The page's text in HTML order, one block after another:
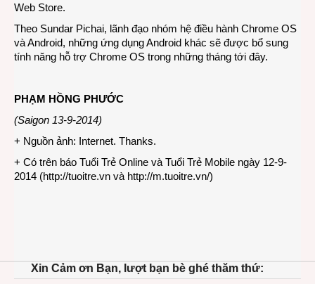
Web Store.
Theo Sundar Pichai, lãnh đạo nhóm hệ điều hành Chrome OS
và Android, những ứng dụng Android khác sẽ được bổ sung
tính năng hỗ trợ Chrome OS trong những tháng tới đây.
PHẠM HỒNG PHƯỚC
(Saigon 13-9-2014)
+ Nguồn ảnh: Internet. Thanks.
+ Có trên báo Tuổi Trẻ Online và Tuổi Trẻ Mobile ngày 12-9-
2014 (http://tuoitre.vn và http://m.tuoitre.vn/)
Xin Cảm ơn Bạn, lượt bạn bè ghé thăm thứ: